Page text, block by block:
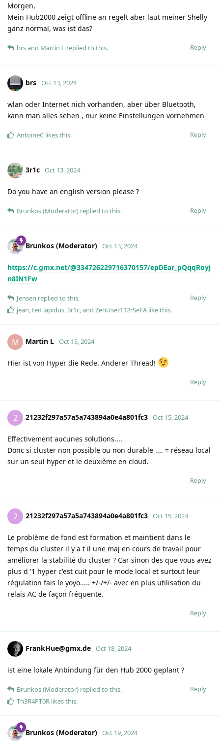
Morgen,
Mein Hub2000 zeigt offline an regelt aber laut meiner Shelly
ganz normal, was ist das?
Reply
brsand Martin L replied to this.
brs Oct 13, 2024
wlan oder Internet nich vorhanden, aber über Bluetooth,
kann man alles sehen , nur keine Einstellungen vornehmen
Reply
AntoineC likes this.
3r1c Oct 13, 2024
Do you have an english version please ?
Reply
Brunkos (Moderator) replied to this.
Brunkos (Moderator) Oct 13, 2024
https://c.gmx.net/@334726229716370157/epDEar_pQqqRoyj
n8IN1Fw
Reply
Jensen replied to this.
jean,ted lapidus,3r1c, and ZenUser112rSeFA like this.
M Martin L Oct 15, 2024
Hier ist von Hyper die Rede. Anderer Thread!
Reply
2 21232f297a57a5a743894a0e4a801fc3 Oct 15, 2024
Effectivement aucunes solutions....
Donc si cluster non possible ou non durable .... = réseau local
sur un seul hyper et le deuxième en cloud.
Reply
2 21232f297a57a5a743894a0e4a801fc3 Oct 15, 2024
Le problème de fond est formation et maintient dans le
temps du cluster il y a t il une maj en cours de travail pour
améliorer la stabilité du cluster ? Car sinon des que vous avez
plus d '1 hyper c'est cuit pour le mode local et surtout leur
régulation fais le yoyo..... +/-/+/- avec en plus utilisation du
relais AC de façon fréquente.
Reply
FrankHue@gmx.de Oct 18, 2024
ist eine lokale Anbindung für den Hub 2000 geplant ?
Reply
Brunkos (Moderator) replied to this.
Th3R4PT0R likes this.
Brunkos (Moderator) Oct 19, 2024